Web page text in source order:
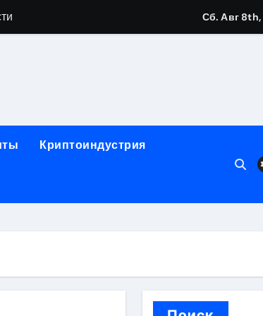
лент
компонентов
застройщика и сценарии оформления сделки
Сб. Авг 8th,
Криптоиндустрия